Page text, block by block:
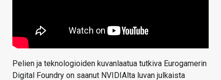
Pelien ja teknologioiden kuvanlaatua tutkiva Eurogamerin
Digital Foundry on saanut NVIDIAlta luvan julkaista